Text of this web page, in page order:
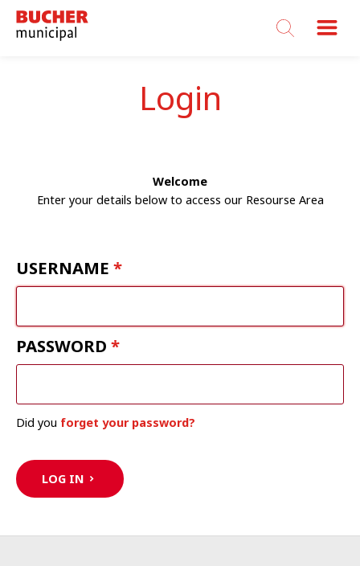
Bucher
Municipal
Login
Welcome
Enter your details below to access our Resourse Area
USERNAME
PASSWORD
Did you forget your password?
LOG IN